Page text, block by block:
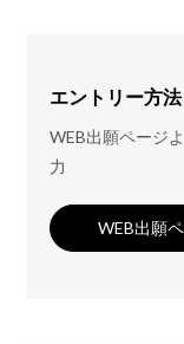
エントリー方法
WEB出願ページ
力
WEB出願